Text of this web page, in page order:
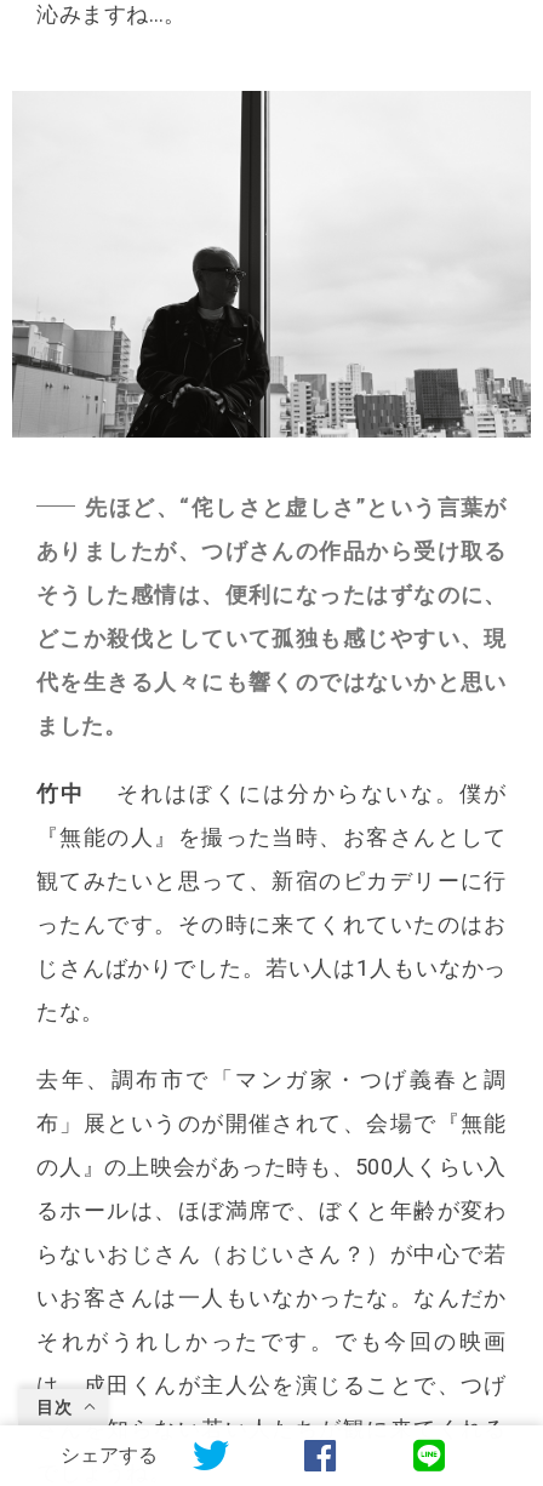
目次
沁みますね…。
先ほど、“侘しさと虚しさ”という言葉が
ありましたが、つげさんの作品から受け取る
そうした感情は、便利になったはずなのに、
どこか殺伐としていて孤独も感じやすい、現
代を生きる人々にも響くのではないかと思い
ました。
竹中
それはぼくには分からないな。僕が
『無能の人』を撮った当時、お客さんとして
観てみたいと思って、新宿のピカデリーに行
ったんです。その時に来てくれていたのはお
じさんばかりでした。若い人は1人もいなかっ
たな。
去年、調布市で「マンガ家・つげ義春と調
布」展というのが開催されて、会場で『無能
の人』の上映会があった時も、500人くらい入
るホールは、ほぼ満席で、ぼくと年齢が変わ
らないおじさん（おじいさん？）が中心で若
いお客さんは一人もいなかったな。なんだか
それがうれしかったです。でも今回の映画
は、成田くんが主人公を演じることで、つげ
さんを知らない若い人たちが観に来てくれる
でしょうね。
シェアする